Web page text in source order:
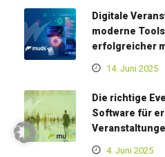
Digitale
moderne
erfolgreicher
14. Juni 2025
Die richtige
Software für
4. Juni 2025